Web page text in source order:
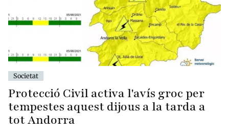
Societat
Protecció Civil activa l'avís groc per
tempestes aquest dijous a la tarda a
tot Andorra